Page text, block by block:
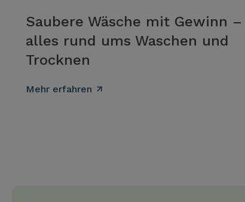
Saubere Wäsche mit Gewinn –
alles rund ums Waschen und
Trocknen
Mehr erfahren